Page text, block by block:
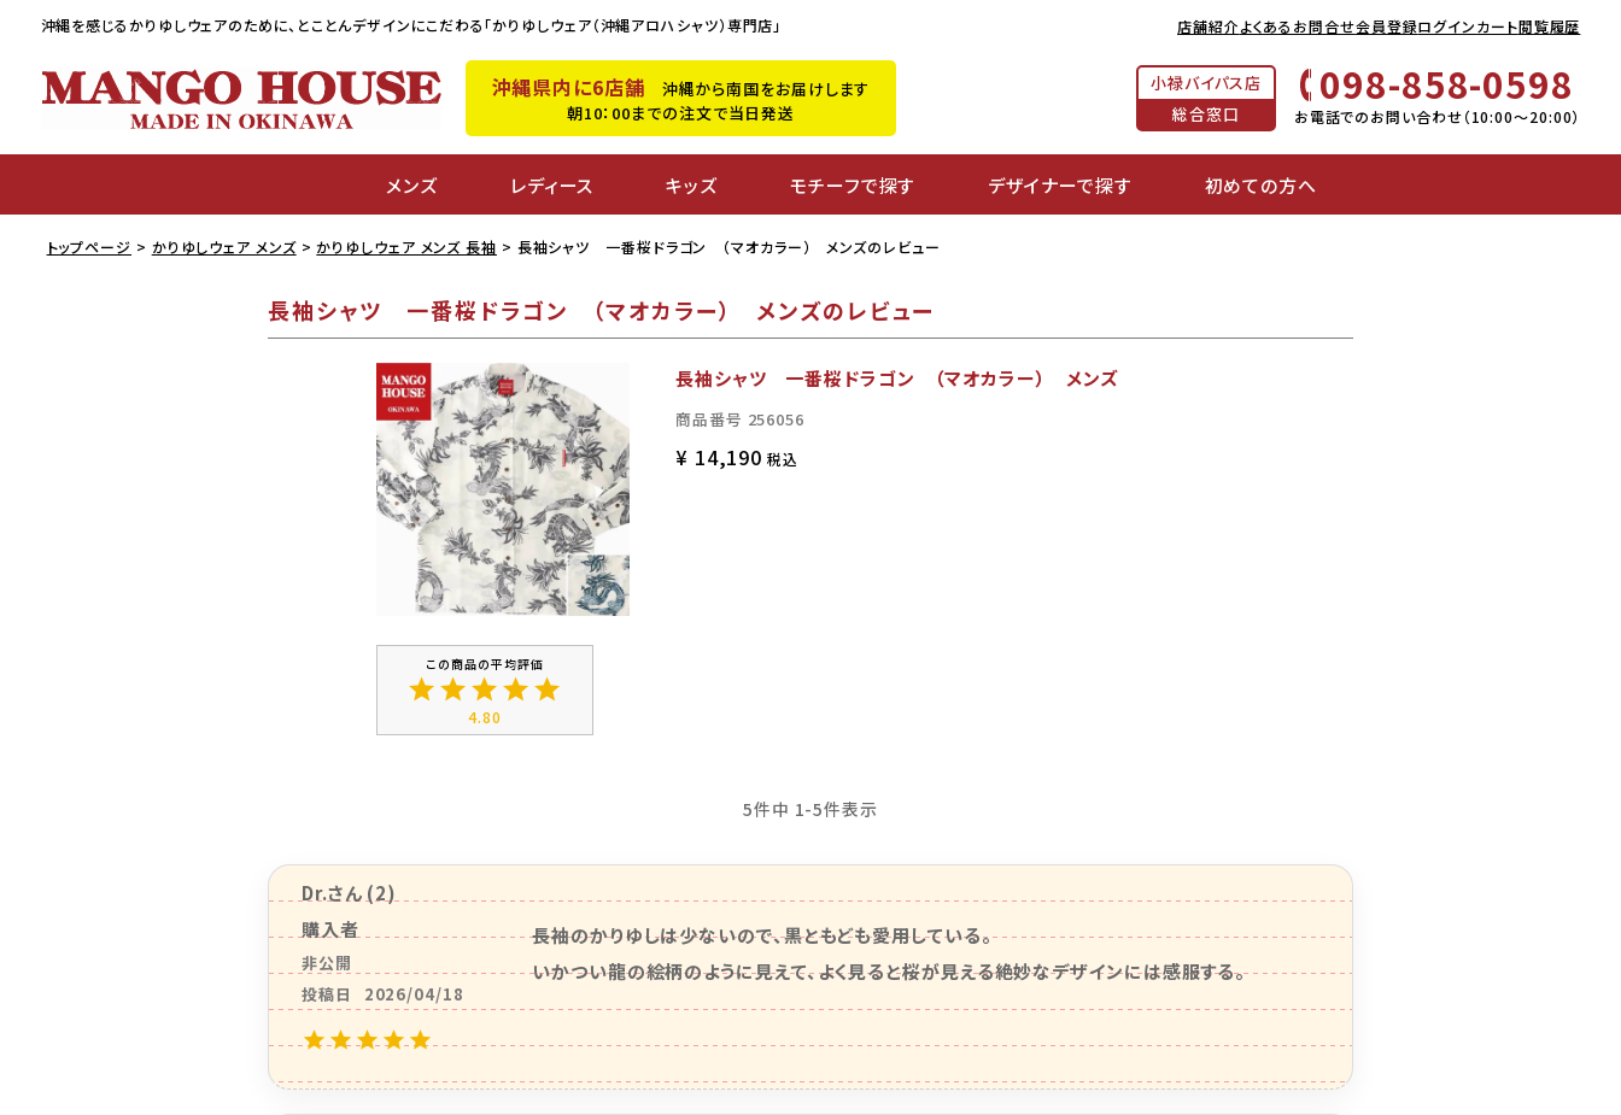
沖縄を感じるかりゆしウェアのために、 とことんデザインにこだわる「かりゆしウェア（沖縄アロハシャツ）専門店」 店舗紹介よくあるお問合せ会員登録ログインカート閲覧履歴
沖縄県内に6店舗 沖縄から南国をお届けします
朝10：00までの注文で当日発送
小禄バイパス店
総合窓口
098-858-0598
お電話でのお問い合わせ（10:00～20:00）
メンズ レディース キッズ モチーフで探す デザイナーで探す 初めての方へ
トップページ かりゆしウェア メンズ かりゆしウェア メンズ 長袖 長袖シャツ 一番桜ドラゴン （マオカラー） メンズのレビュー
長袖シャツ 一番桜ドラゴン （マオカラー） メンズのレビュー
長袖シャツ 一番桜ドラゴン （マオカラー） メンズ
商品番号 256056
¥ 14,190 税込
4.80
5件中 1-5件表示
Dr.
2
購入者
非公開
投稿日
2026/04/18
長袖のかりゆしは少ないので、黒ともども愛用している。
いかつい龍の絵柄のように見えて、よく見ると桜が見える絶妙なデザインには感服する。